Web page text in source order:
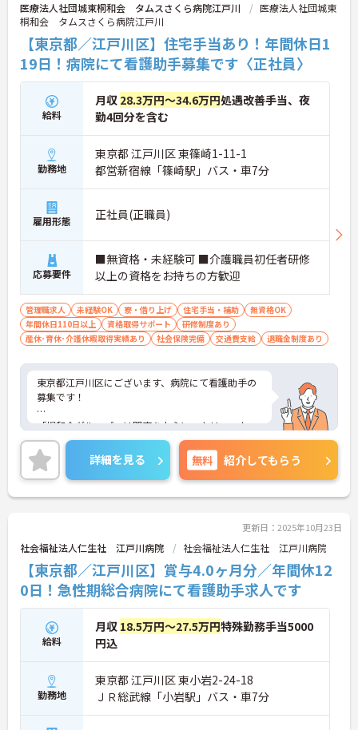
医療法人社団城東桐和会 タムスさくら病院江戸川
医療法人社団城東
桐和会 タムスさくら病院江戸川
【東京都／江戸川区】住宅手当あり！年間休日1
19日！病院にて看護助手募集です〈正社員〉
給料
月収 28.3万円～34.6万円処遇改善手当、夜
勤4回分を含む
勤務地
東京都 江戸川区 東篠崎1-11-1
都営新宿線「篠崎駅」バス・車7分
雇用形態 正社員(正職員)
応募要件
■無資格・未経験可 ■介護職員初任者研修
以上の資格をお持ちの方歓迎
管理職求人 未経験OK 寮・借り上げ 住宅手当・補助
無資格OK
年間休日110日以上
資格取得サポート
研修制度あり
産休･育休･介護休暇取得実績あり
社会保険完備 交通費支給 退職金制度あり
東京都江戸川区にございます、病院にて看護助手の
募集です！
「桐和会グループ」は関東を中心に、クリニック、
病院、介護施設、病児保育室など幅広い事業を展開
している法人です。
また、住宅手当や、寮など含めた、各種福利厚生も
とても充実しております。
加えて、年間休日119日！お休み多めなので、プラ
イベートの時間もしっかり確保できますよ♪
病院は落ち着いた雰囲気が魅力で、自分のペースで
ゆっくり始めることができます。
ご興味のある方はお気軽にお問い合わせ下さい。
詳細を見る 無料 紹介してもらう
更新日：2025年10月23日
社会福祉法人仁生社 江戸川病院 社会福祉法人仁生社 江戸川病院
【東京都／江戸川区】賞与4.0ヶ月分／年間休12
0日！急性期総合病院にて看護助手求人です
給料
月収 18.5万円～27.5万円特殊勤務手当5000
円込
勤務地
東京都 江戸川区 東小岩2-24-18
ＪＲ総武線「小岩駅」バス・車7分